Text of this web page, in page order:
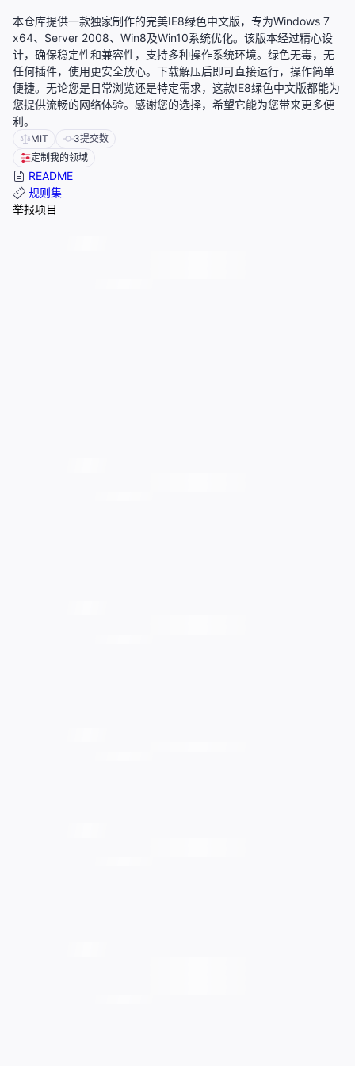
本仓库提供一款独家制作的完美IE8绿色中文版，专为Windows 7
x64、Server 2008、Win8及Win10系统优化。该版本经过精心设
计，确保稳定性和兼容性，支持多种操作系统环境。绿色无毒，无
任何插件，使用更安全放心。下载解压后即可直接运行，操作简单
便捷。无论您是日常浏览还是特定需求，这款IE8绿色中文版都能为
您提供流畅的网络体验。感谢您的选择，希望它能为您带来更多便
利。
MIT 3提交数
定制我的领域
README
规则集
举报项目